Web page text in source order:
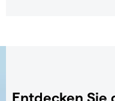
Entdecken